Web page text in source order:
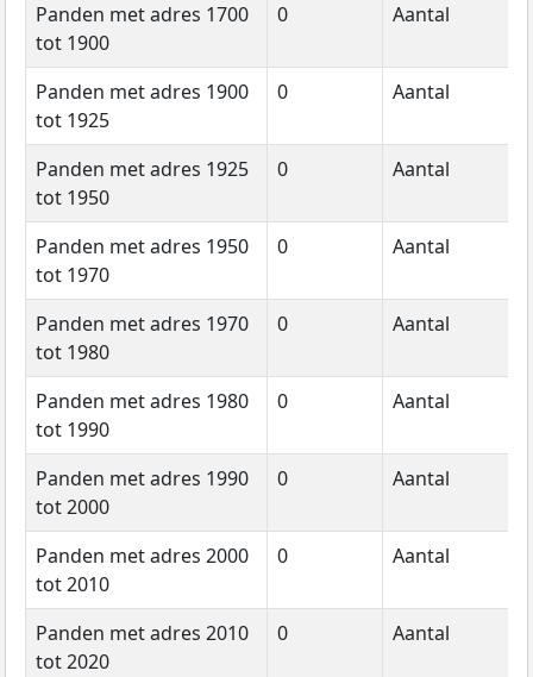
Panden met adres 1700
tot 1900
0 Aantal
Panden met adres 1900
tot 1925
0 Aantal
Panden met adres 1925
tot 1950
0 Aantal
Panden met adres 1950
tot 1970
0 Aantal
Panden met adres 1970
tot 1980
0 Aantal
Panden met adres 1980
tot 1990
0 Aantal
Panden met adres 1990
tot 2000
0 Aantal
Panden met adres 2000
tot 2010
0 Aantal
Panden met adres 2010
tot 2020
0 Aantal